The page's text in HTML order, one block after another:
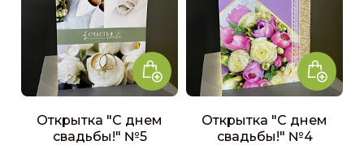
Открытка "С днем
свадьбы!" №5
Открытка "С днем
свадьбы!" №4